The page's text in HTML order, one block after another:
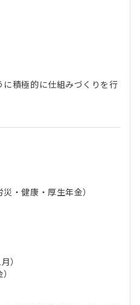
積極的に仕組みづくりを行
・健康・厚生年金）
）